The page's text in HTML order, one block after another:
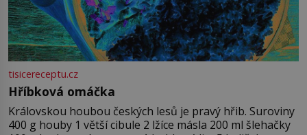
tisicereceptu.cz
Hříbková omáčka
Královskou houbou českých lesů je pravý hřib. Suroviny
400 g houby 1 větší cibule 2 lžíce másla 200 ml šlehačky